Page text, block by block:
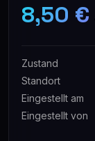
8,50 €
Zustand
Standort
Eingestellt am
Eingestellt von